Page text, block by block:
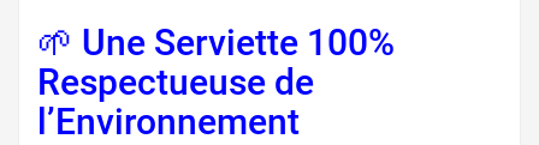
🌱 Une Serviette 100%
Respectueuse de
l’Environnement